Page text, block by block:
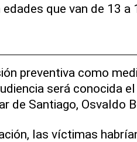
que van de 13 a
preventiva como
será conocida
de Santiago, Osvaldo
las víctimas